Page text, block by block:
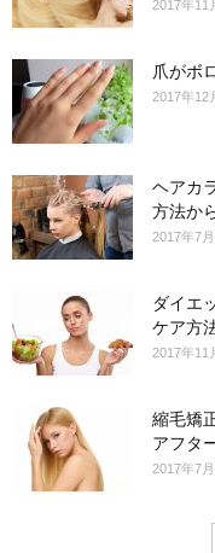
2017年11
爪がボ
2017年12
ヘアカ
方法か
2017年7月
ダイエ
ケア方
2017年11
縮毛矯
アフタ
2017年7月